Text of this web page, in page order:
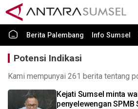
Berita Palembang Info Sumsel
Potensi Indikasi
Kami mempunyai 261 berita tentang
Kejati Sumsel minta
penyelewengan SPMB